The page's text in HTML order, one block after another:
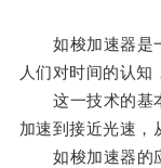
如梭加速器是一
人们对时间的认知
这一技术的基本
加速到接近光速，
如梭加速器的应